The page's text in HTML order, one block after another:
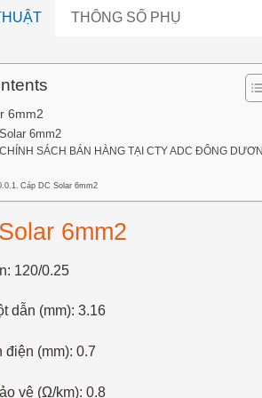
THÔNG SỐ PHỤ
6mm2
6mm2
SÁCH BÁN HÀNG TẠI CTY ADC ĐÔNG
Cáp DC Solar 6mm2
6mm2
120/0.25
dẫn (mm): 3.16
điện (mm): 0.7
vệ (Ω/km): 0.8